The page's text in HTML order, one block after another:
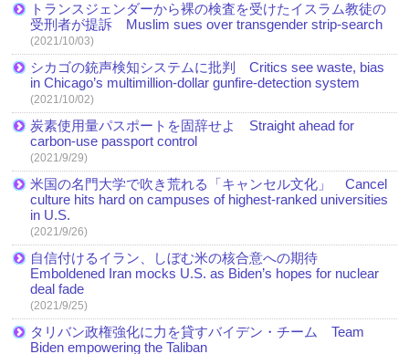
トランスジェンダーから裸の検査を受けたイスラム教徒の
受刑者が提訴 Muslim sues over transgender strip-search
(2021/10/03)
シカゴの銃声検知システムに批判 Critics see waste, bias
in Chicago’s multimillion-dollar gunfire-detection system
(2021/10/02)
炭素使用量パスポートを固辞せよ Straight ahead for
carbon-use passport control
(2021/9/29)
米国の名門大学で吹き荒れる「キャンセル文化」 Cancel
culture hits hard on campuses of highest-ranked universities
in U.S.
(2021/9/26)
自信付けるイラン、しぼむ米の核合意への期待
Emboldened Iran mocks U.S. as Biden’s hopes for nuclear
deal fade
(2021/9/25)
タリバン政権強化に力を貸すバイデン・チーム Team
Biden empowering the Taliban